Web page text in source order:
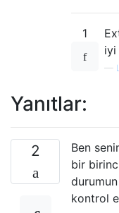
1
iyi
—
Yanıtlar:
2
Ben
bir
kontrol